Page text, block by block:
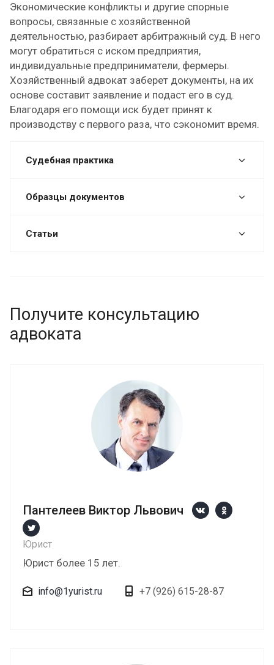
Экономические конфликты и другие спорные
вопросы, связанные с хозяйственной
деятельностью, разбирает арбитражный суд. В него
могут обратиться с иском предприятия,
индивидуальные предприниматели, фермеры.
Хозяйственный адвокат заберет документы, на их
основе составит заявление и подаст его в суд.
Благодаря его помощи иск будет принят к
производству с первого раза, что сэкономит время.
Судебная практика
Образцы документов
Статьи
Получите консультацию
адвоката
Пантелеев Виктор Львович
Юрист
Юрист более 15 лет.
info@1yurist.ru +7 (926) 615-28-87